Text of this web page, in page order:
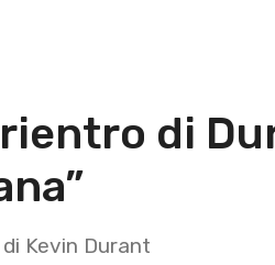
rientro di
Kevin Durant